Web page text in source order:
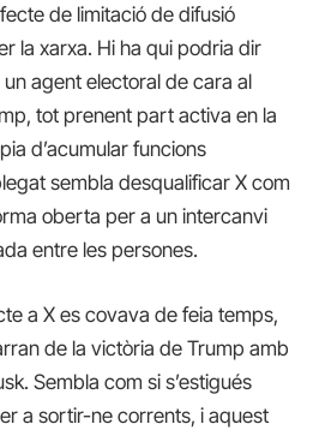
de limitació de difusió
la xarxa. Hi ha qui podria dir
agent electoral de cara al
tot prenent part activa en la
d’acumular funcions
sembla desqualificar X com
oberta per a un intercanvi
entre les persones.
a X es covava de feia temps,
de la victòria de Trump amb
Sembla com si s’estigués
a sortir-ne corrents, i aquest